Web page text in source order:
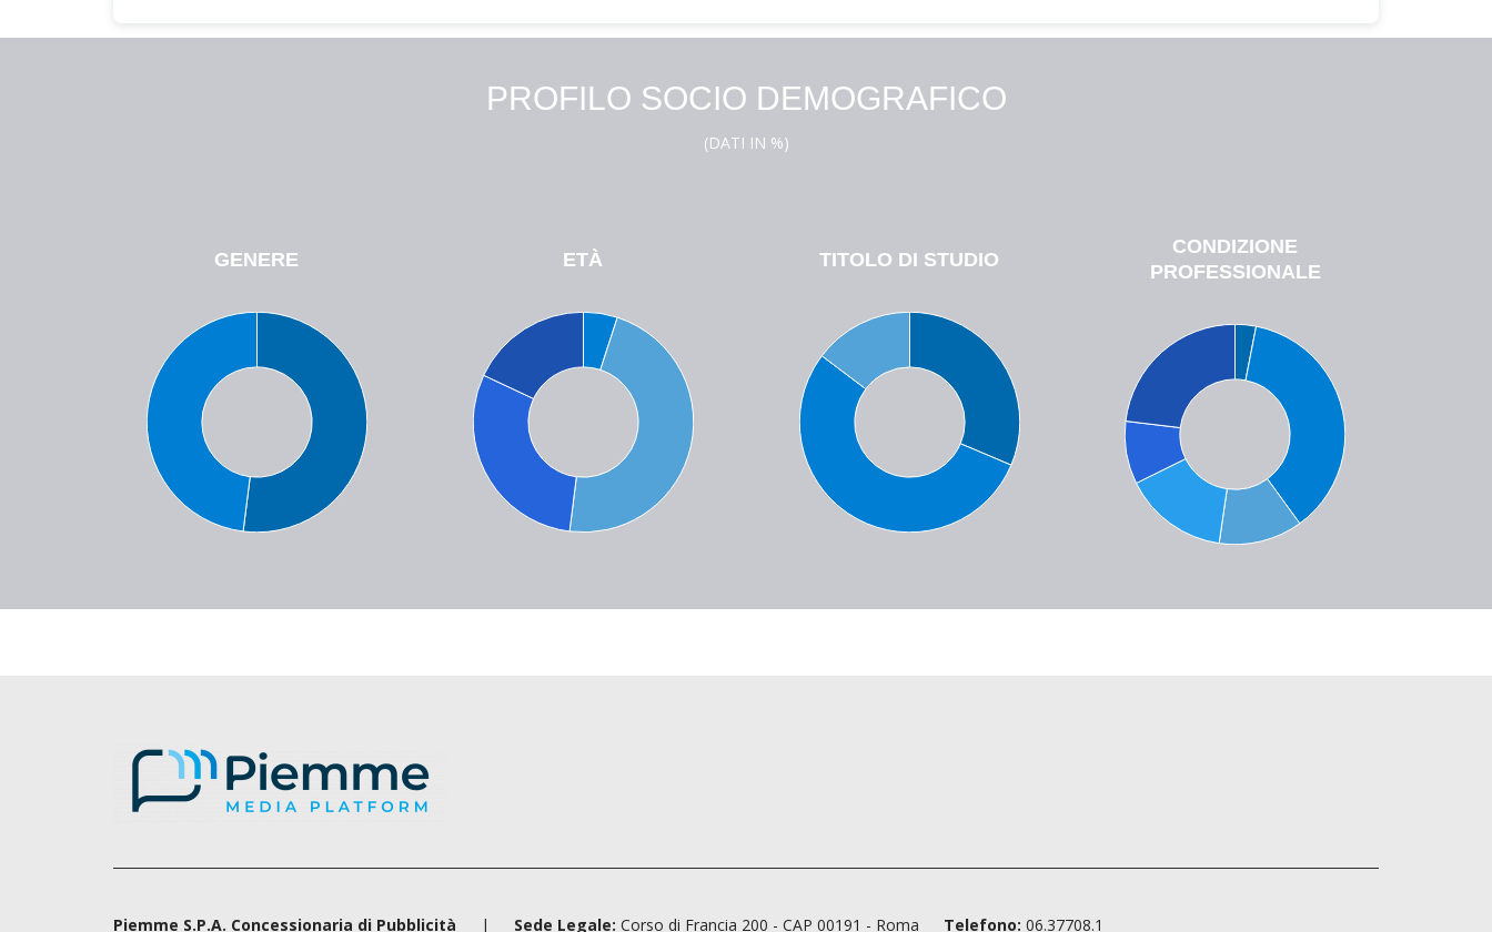
PROFILO SOCIO DEMOGRAFICO
(DATI IN %)
GENERE ETÀ TITOLO DI STUDIO
CONDIZIONE
PROFESSIONALE
Piemme S.P.A. Concessionaria di Pubblicità | Sede Legale: Corso di Francia 200 - CAP 00191 - Roma Telefono: 06.37708.1